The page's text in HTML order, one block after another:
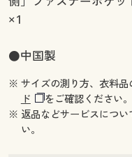
×1
●中国製
※ サイズの測り方、衣料品
ド
をご確認ください。
※ 返品などサービスについ
い。